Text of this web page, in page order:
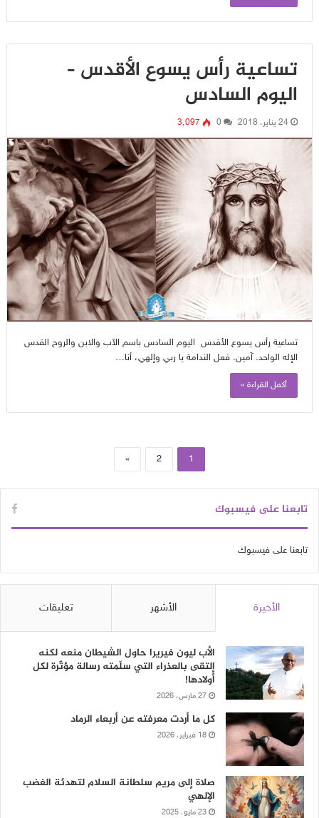
تساعية رأس يسوع الأقدس –
اليوم السادس
24 يناير، 2018 0 3٬097
تساعية رأس يسوع الأقدس اليوم السادس باسم الآب والابن والروح القدس
الإله الواحد. آمين. فعل الندامة يا ربي وإلهي، أنا…
أكمل القراءة »
1
2
»
تابعنا على فيسبوك
تابعنا على فيسبوك
الأخيرة الأشهر تعليقات
الأب ليون فيريرا حاول الشيطان منعه لكنه
إلتقى بالعذراء التي سلّمته رسالة مؤثّرة لكل
أولادها!
27 مارس، 2026
كل ما أردت معرفته عن أربعاء الرماد
18 فبراير، 2026
صلاة إلى مريم سلطانة السلام لتهدئة الغضب
الإلهي
23 مايو، 2025